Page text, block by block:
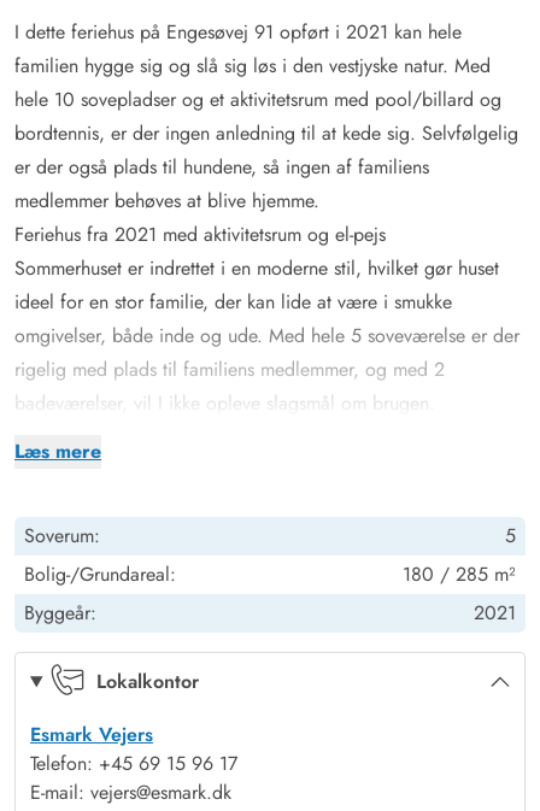
Læs mere
I dette feriehus på Engesøvej 91 opført i 2021 kan hele
familien hygge sig og slå sig løs i den vestjyske natur. Med
hele 10 sovepladser og et aktivitetsrum med pool/billard og
bordtennis, er der ingen anledning til at kede sig. Selvfølgelig
er der også plads til hundene, så ingen af familiens
medlemmer behøves at blive hjemme.
Feriehus fra 2021 med aktivitetsrum og el-pejs
Sommerhuset er indrettet i en moderne stil, hvilket gør huset
ideel for en stor familie, der kan lide at være i smukke
omgivelser, både inde og ude. Med hele 5 soveværelse er der
rigelig med plads til familiens medlemmer, og med 2
badeværelser, vil I ikke opleve slagsmål om brugen.
Med et helt nyt køkken kan man med lethed gøre brug af de
møbler, hvor man foran elpejsen virkelig kan nyde de sene
aftener og lade hyggen tage over.
Udespa, udebruser og udesauna på Engesøvej 91
Med både overdækkede og åbne terrasser kan man nyde
sommeren i alt slags vejr, og er man til en hyggelig grillaften
nyde dagen med noget wellness, er sommerhuset udespa og
udesauna oplagt. Og efter en gåtur i de bløde sandstrande,
Soverum:
5
Bolig-/Grundareal:
180 / 285 m²
Byggeår:
2021
Lokalkontor
Esmark Vejers
Telefon: +45 69 15 96 17
E-mail: vejers@esmark.dk